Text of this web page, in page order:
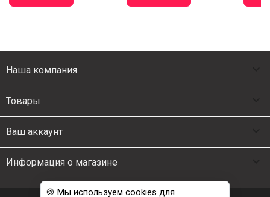
Наша компания
Товары
Ваш аккаунт
Информация о магазине
🍪 Мы используем cookies для